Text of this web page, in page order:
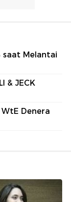
saat Melantai
& JECK
Denera